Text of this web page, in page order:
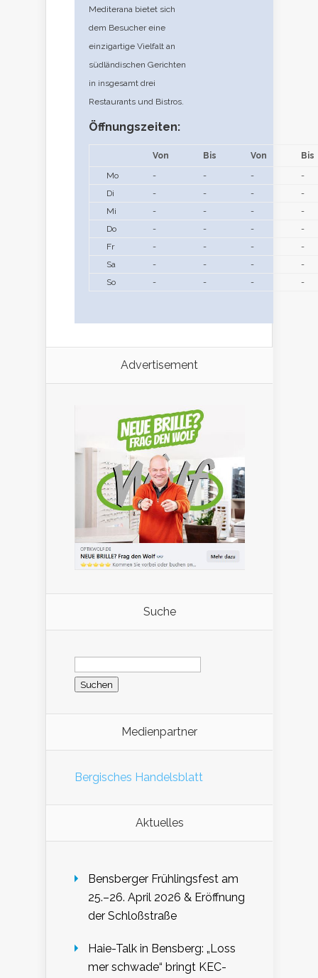
Mediterana bietet sich
dem Besucher eine
einzigartige Vielfalt an
südländischen Gerichten
in insgesamt drei
Restaurants und Bistros.
Öffnungszeiten:
Von Bis Von
Bis
Mo
- - -
-
Di
- - -
-
Mi
- - -
-
Do
- - -
-
Fr
- - -
-
Sa
- - -
-
So
- - - -
Advertisement
Suche
Suchen
Medienpartner
Bergisches Handelsblatt
Aktuelles
Bensberger Frühlingsfest am
25.–26. April 2026 & Eröffnung
der Schloßstraße
Haie-Talk in Bensberg: „Loss
mer schwade“ bringt KEC-